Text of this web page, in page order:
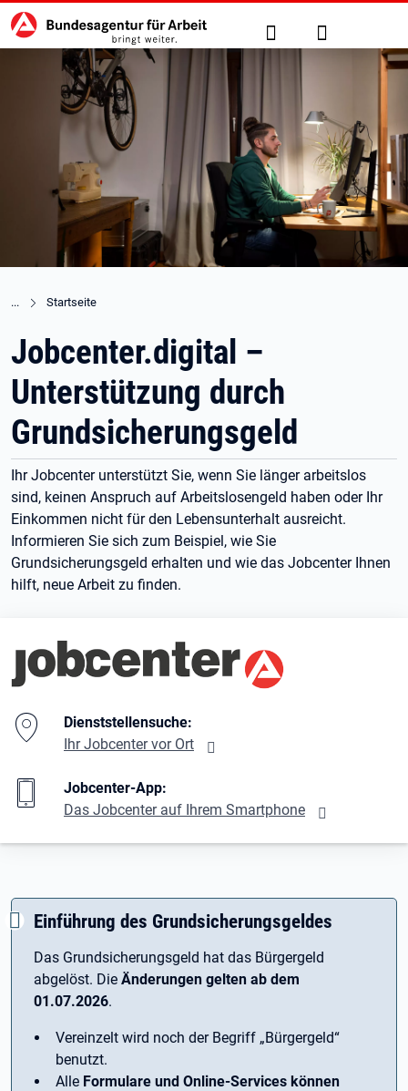
zu den Hauptinhalten springen
Hauptnavigation Suche Anmelden
Startseite
Jobcenter.digital –
Unterstützung durch
Grundsicherungsgeld
Ihr Jobcenter unterstützt Sie, wenn Sie länger arbeitslos
sind, keinen Anspruch auf Arbeitslosengeld haben oder Ihr
Einkommen nicht für den Lebensunterhalt ausreicht.
Informieren Sie sich zum Beispiel, wie Sie
Grundsicherungsgeld erhalten und wie das Jobcenter Ihnen
hilft, neue Arbeit zu finden.
Branding-Bereich Beschreibung
Dienststellensuche:
Ihr Jobcenter vor Ort
Jobcenter-App:
Das Jobcenter auf Ihrem Smartphone
Einführung des Grundsicherungsgeldes
Das Grundsicherungsgeld hat das Bürgergeld
abgelöst. Die Änderungen gelten ab dem
01.07.2026.
Vereinzelt wird noch der Begriff ­„Bürgergeld“
benutzt.
Alle Formulare und Online-Services können